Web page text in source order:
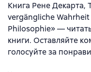
Книга Рене Декарта,
vergängliche
Philosophie» —
книги. Оставляйте
голосуйте за